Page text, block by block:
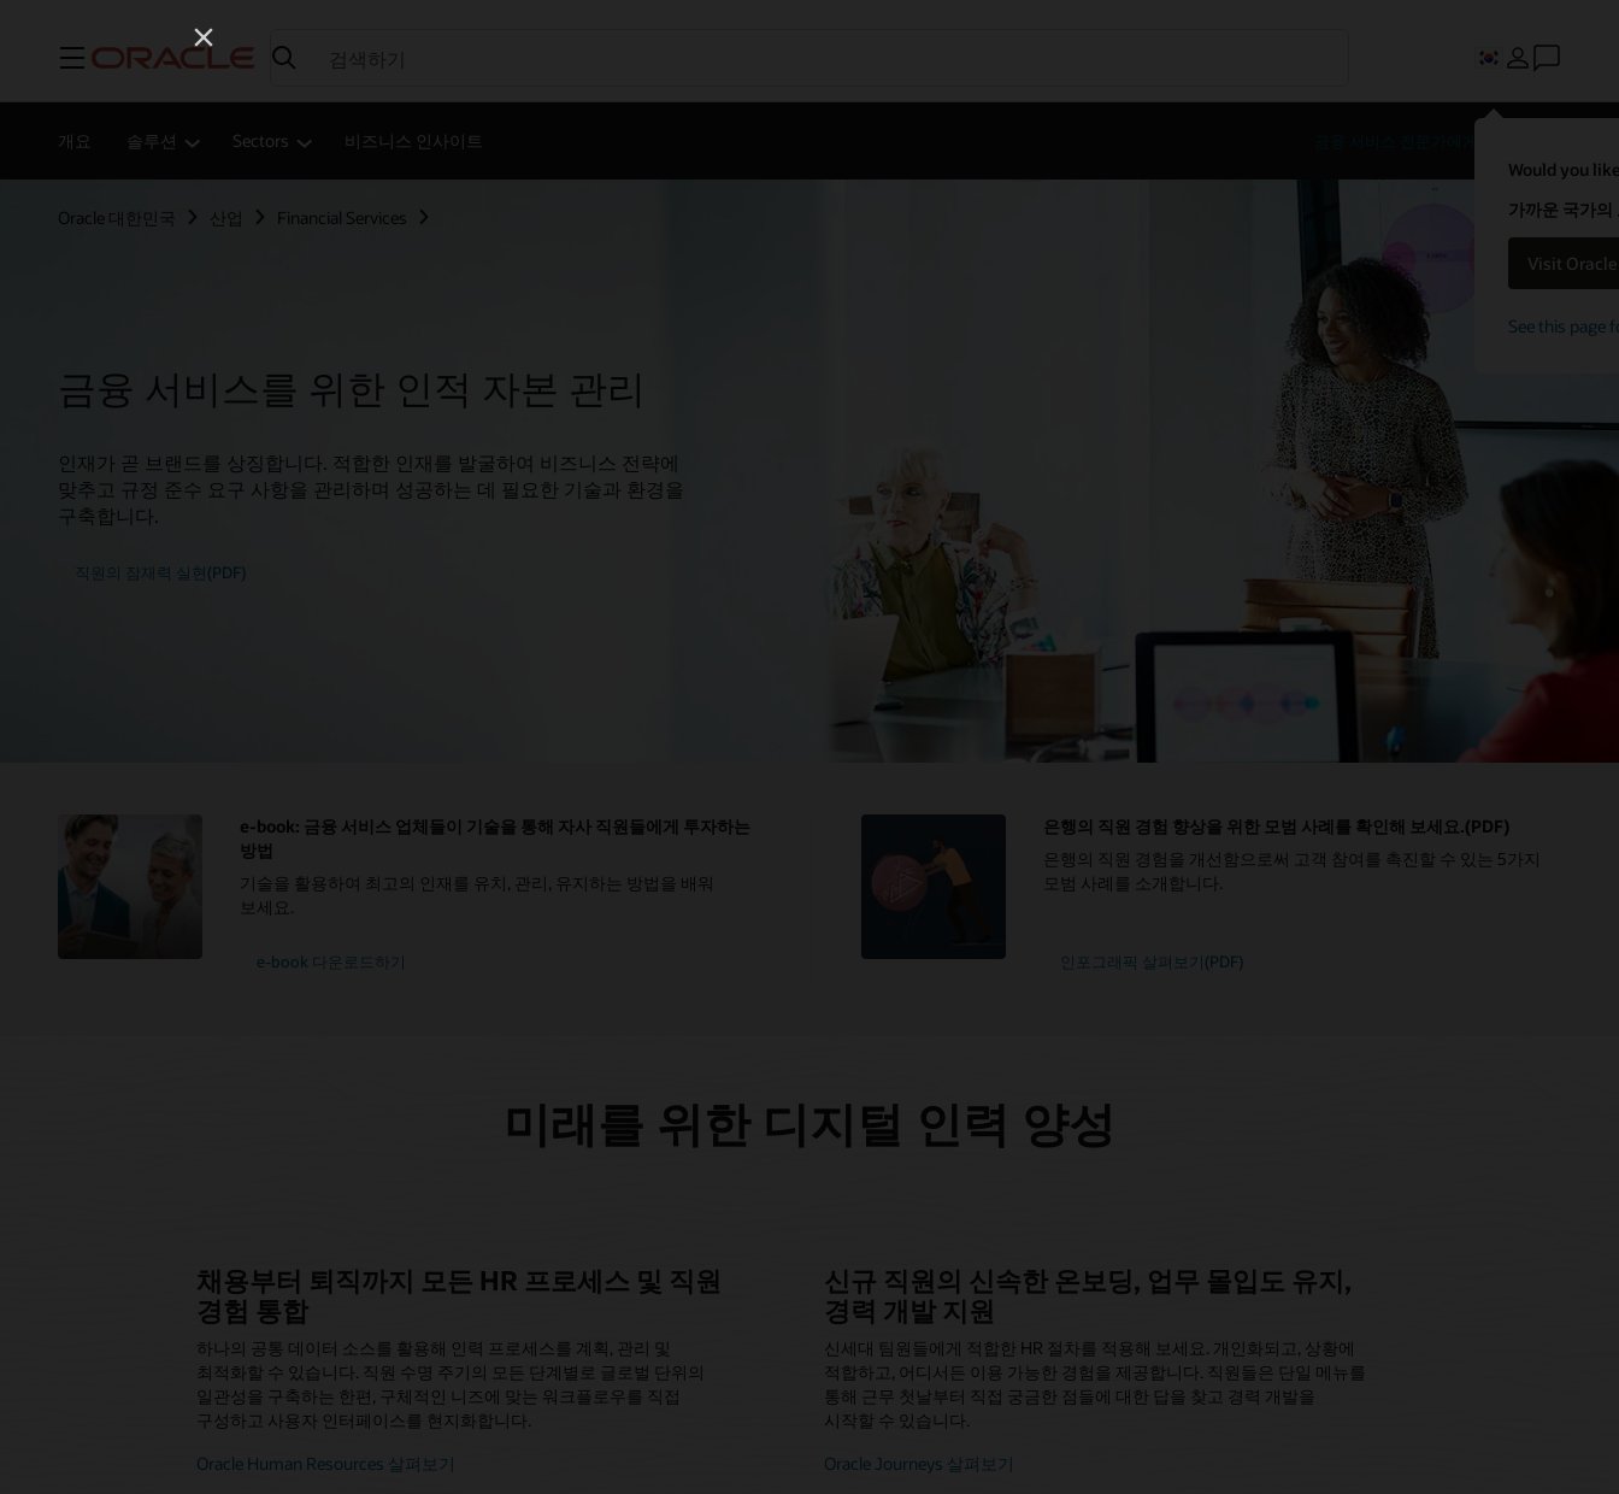
메뉴
Would you
가까운 국가의
Visit
See this page
개요 솔루션 Sectors 비즈니스 인사이트
Oracle 대한민국 산업 Financial Services
금융 서비스를 위한 인적 자본 관리
인재가 곧 브랜드를 상징합니다. 적합한 인재를 발굴하여 비즈니스 전략에
맞추고 규정 준수 요구 사항을 관리하며 성공하는 데 필요한 기술과 환경을
구축합니다.
직원의 잠재력 실현(PDF)
e-book: 금융 서비스 업체들이 기술을 통해 자사 직원들에게 투자하는
방법
기술을 활용하여 최고의 인재를 유치, 관리, 유지하는 방법을 배워
보세요.
e-book 다운로드하기
은행의 직원 경험 향상을 위한 모범 사례를 확인해 보세요.(PDF)
은행의 직원 경험을 개선함으로써 고객 참여를 촉진할 수 있는 5가지
모범 사례를 소개합니다.
인포그래픽 살펴보기(PDF)
미래를 위한 디지털 인력 양성
채용부터 퇴직까지 모든 HR 프로세스 및 직원
경험 통합
하나의 공통 데이터 소스를 활용해 인력 프로세스를 계획, 관리 및
최적화할 수 있습니다. 직원 수명 주기의 모든 단계별로 글로벌 단위의
일관성을 구축하는 한편, 구체적인 니즈에 맞는 워크플로우를 직접
구성하고 사용자 인터페이스를 현지화합니다.
Oracle Human Resources 살펴보기
신규 직원의 신속한 온보딩, 업무 몰입도 유지,
경력 개발 지원
신세대 팀원들에게 적합한 HR 절차를 적용해 보세요. 개인화되고, 상황에
적합하고, 어디서든 이용 가능한 경험을 제공합니다. 직원들은 단일 메뉴를
통해 근무 첫날부터 직접 궁금한 점들에 대한 답을 찾고 경력 개발을
시작할 수 있습니다.
Oracle Journeys 살펴보기